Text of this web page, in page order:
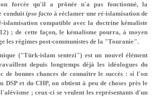
forcée qu'il a prônée n'a pas fonctionné, la
conduitipso facto à réclamer une ré-islamisation de
islamisation compatible avec la doctrine kémaliste
; de cette façon, le kémalisme pourra, à moyen
les régimes post-communistes de la "Touranie".
("Türk-islam sentezi") est un nouvel élément
depuis longtemps déjà les idéologues du
de bonnes chances de connaître le succès : si l'on
DSP et du CHP, on obtient à peu de choses près le
; ceux-ci se veulent les représentants d'un